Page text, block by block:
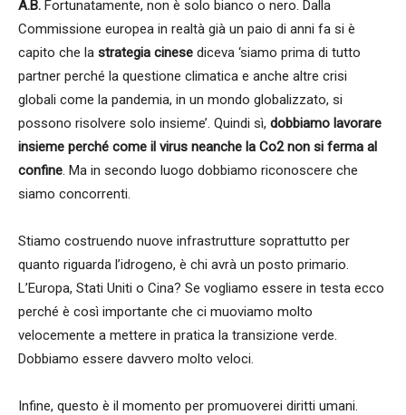
A.B. Fortunatamente, non è solo bianco o nero. Dalla
Commissione europea in realtà già un paio di anni fa si è
capito che la strategia cinese diceva ‘siamo prima di tutto
partner perché la questione climatica e anche altre crisi
globali come la pandemia, in un mondo globalizzato, si
possono risolvere solo insieme’. Quindi sì, dobbiamo lavorare
insieme perché come il virus neanche la Co2 non si ferma al
confine . Ma in secondo luogo dobbiamo riconoscere che
siamo concorrenti.
Stiamo costruendo nuove infrastrutture soprattutto per
quanto riguarda l’idrogeno, è chi avrà un posto primario.
L’Europa, Stati Uniti o Cina? Se vogliamo essere in testa ecco
perché è così importante che ci muoviamo molto
velocemente a mettere in pratica la transizione verde.
Dobbiamo essere davvero molto veloci.
Infine, questo è il momento per promuoverei diritti umani.